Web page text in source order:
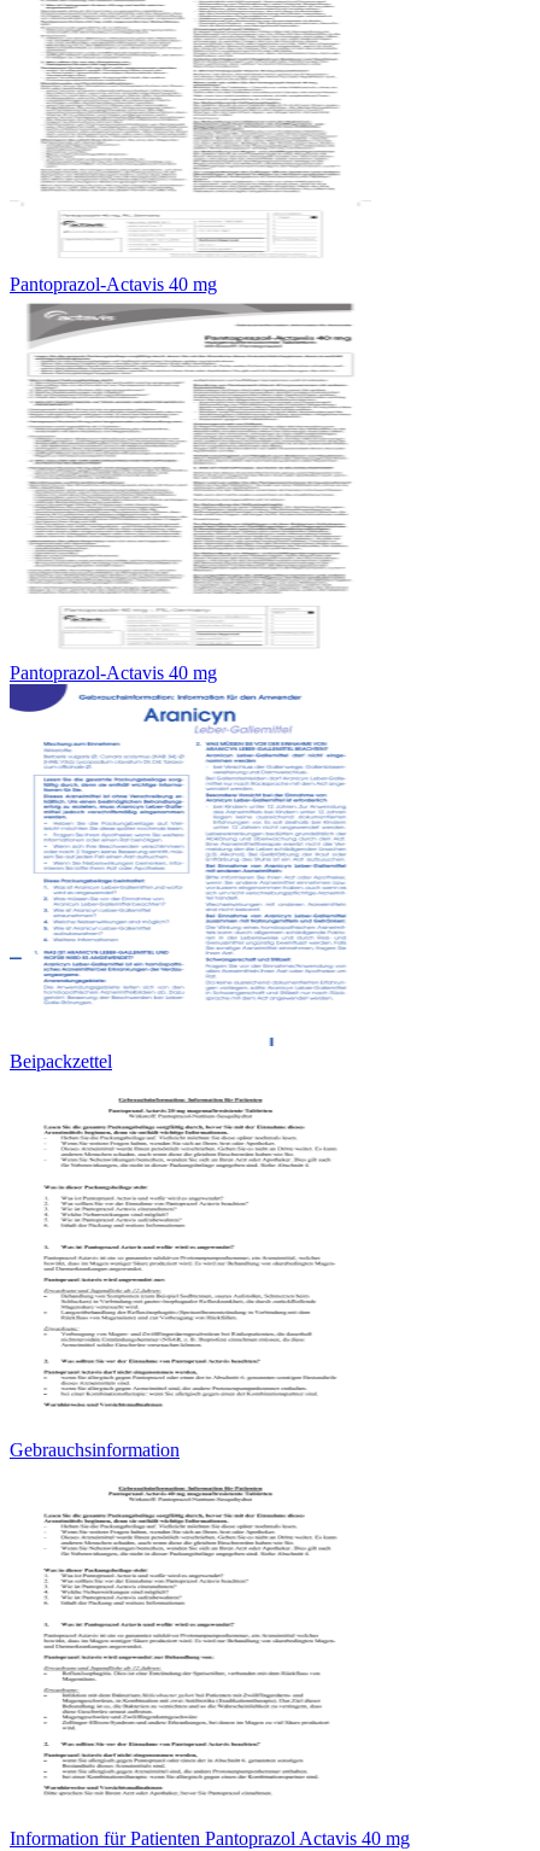
Pantoprazol-Actavis 40 mg
Pantoprazol-Actavis 40 mg
Beipackzettel
Gebrauchsinformation
Information für Patienten Pantoprazol Actavis 40 mg